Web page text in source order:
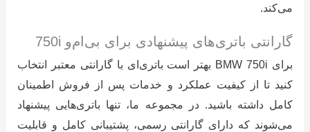
می‌کند.
گارانتی باتری‌های پیشنهادی برای بی‌ام‌و 750i
برای BMW 750i بهتر است باتری‌ای با گارانتی معتبر انتخاب
کنید تا از کیفیت عملکرد و خدمات پس از فروش اطمینان
کامل داشته باشید. در مجموعه ما، تنها باتری‌هایی پیشنهاد
می‌شوند که دارای گارانتی رسمی، پشتیبانی کامل و قابلیت